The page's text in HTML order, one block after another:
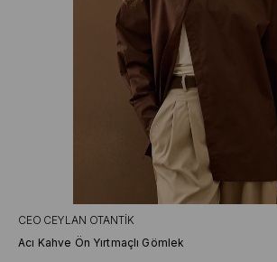
CEO CEYLAN OTANTIK
Acı Kahve Ön Yırtmaçlı Gömlek